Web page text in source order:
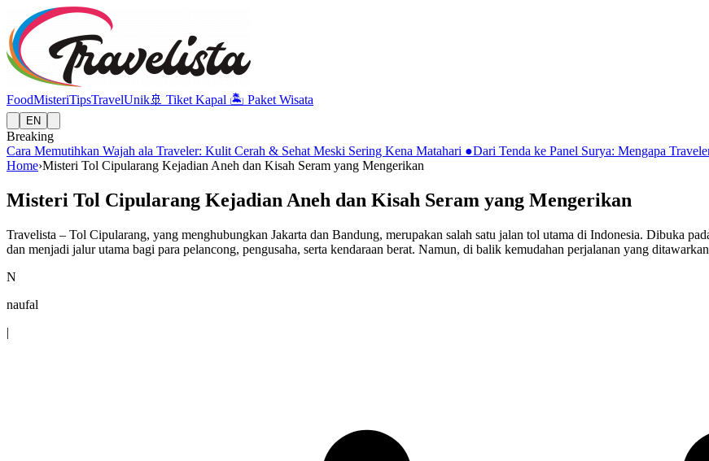
FoodMisteriTipsTravelUnik🚢 Tiket Kapal 🏝️ Paket Wisata
EN
Breaking
Cara Memutihkan Wajah ala Traveler: Kulit Cerah & Sehat Meski Sering Kena Matahari ●Dari Tenda ke Panel Surya: Mengapa
Home›Misteri Tol Cipularang Kejadian Aneh dan Kisah Seram yang Mengerikan
Misteri Tol Cipularang Kejadian Aneh dan Kisah Seram yang Mengerikan
Travelista – Tol Cipularang, yang menghubungkan Jakarta dan Bandung, merupakan salah satu jalan tol utama di Indonesia. Dibuka
dan menjadi jalur utama bagi para pelancong, pengusaha, serta kendaraan berat. Namun, di balik kemudahan perjalanan yang
N
naufal
|